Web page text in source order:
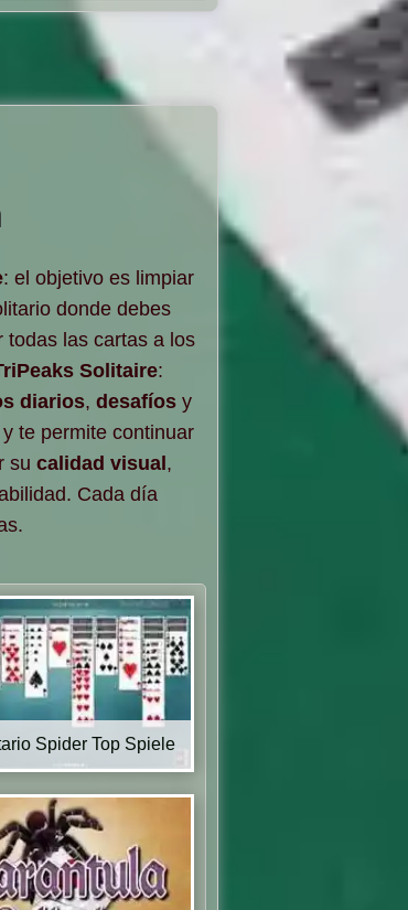
: el objetivo es limpiar
donde debes
todas las cartas a los
Solitaire:
diarios, desafíos y
te permite continuar
su calidad visual,
Cada día
Spider Top Spiele